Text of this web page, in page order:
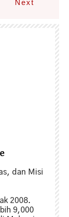
Next
dan Misi
2008.
9,000